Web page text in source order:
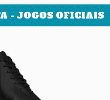
- JOGOS OFICIAIS